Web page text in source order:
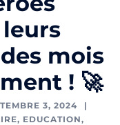
mois
! 🚀
3, 2024
, EDUCATION,